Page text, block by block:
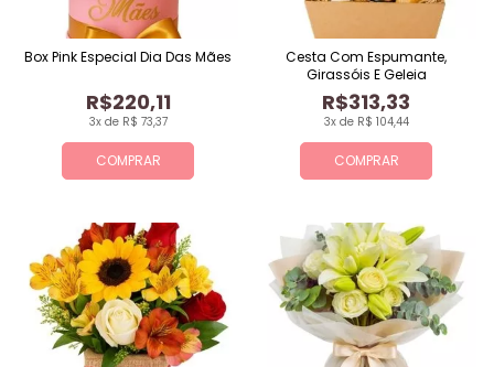
COMPRAR
3x de R$ 73,37
R$220,11
Box Pink Especial Dia Das Mães
COMPRAR
3x de R$ 104,44
R$313,33
Cesta Com Espumante,
Girassóis E Geleia